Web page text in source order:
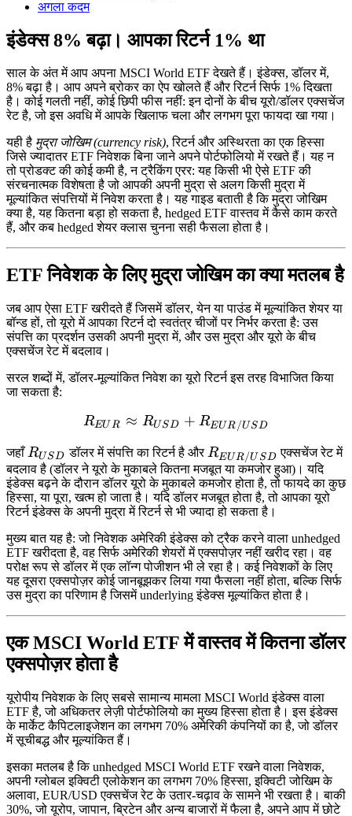
अगला कदम
इंडेक्स 8% बढ़ा। आपका रिटर्न 1% था
साल के अंत में आप अपना MSCI World ETF देखते हैं। इंडेक्स, डॉलर में,
8% बढ़ा है। आप अपने ब्रोकर का ऐप खोलते हैं और रिटर्न सिर्फ 1% दिखता
है। कोई गलती नहीं, कोई छिपी फीस नहीं: इन दोनों के बीच यूरो/डॉलर एक्सचेंज
रेट है, जो इस अवधि में आपके खिलाफ चला और लगभग पूरा फायदा खा गया।
यही है मुद्रा जोखिम (currency risk), रिटर्न और अस्थिरता का एक हिस्सा
जिसे ज्यादातर ETF निवेशक बिना जाने अपने पोर्टफोलियो में रखते हैं। यह न
तो प्रोडक्ट की कोई कमी है, न ट्रैकिंग एरर: यह किसी भी ऐसे ETF की
संरचनात्मक विशेषता है जो आपकी अपनी मुद्रा से अलग किसी मुद्रा में
मूल्यांकित संपत्तियों में निवेश करता है। यह गाइड बताती है कि मुद्रा जोखिम
क्या है, यह कितना बड़ा हो सकता है, hedged ETF वास्तव में कैसे काम करते
हैं, और कब hedged शेयर क्लास चुनना सही फैसला होता है।
ETF निवेशक के लिए मुद्रा जोखिम का क्या मतलब है
जब आप ऐसा ETF खरीदते हैं जिसमें डॉलर, येन या पाउंड में मूल्यांकित शेयर या
बॉन्ड हों, तो यूरो में आपका रिटर्न दो स्वतंत्र चीजों पर निर्भर करता है: उस
संपत्ति का प्रदर्शन उसकी अपनी मुद्रा में, और उस मुद्रा और यूरो के बीच
एक्सचेंज रेट में बदलाव।
सरल शब्दों में, डॉलर-मूल्यांकित निवेश का यूरो रिटर्न इस तरह विभाजित किया
जा सकता है:
R_{EUR} \approx
REU R ≈ RUSD + REUR /USD
जहाँR_{USD}
RUSD डॉलर में संपत्ति का रिटर्न है औरR_{EUR/USD}
REUR/USD एक्सचेंज रेट में
बदलाव है (डॉलर ने यूरो के मुकाबले कितना मजबूत या कमजोर हुआ)। यदि
इंडेक्स बढ़ने के दौरान डॉलर यूरो के मुकाबले कमजोर होता है, तो फायदे का कुछ
हिस्सा, या पूरा, खत्म हो जाता है। यदि डॉलर मजबूत होता है, तो आपका यूरो
रिटर्न इंडेक्स के अपनी मुद्रा में रिटर्न से भी ज्यादा हो सकता है।
मुख्य बात यह है: जो निवेशक अमेरिकी इंडेक्स को ट्रैक करने वाला unhedged
ETF खरीदता है, वह सिर्फ अमेरिकी शेयरों में एक्सपोज़र नहीं खरीद रहा। वह
परोक्ष रूप से डॉलर में एक लॉन्ग पोजीशन भी ले रहा है। कई निवेशकों के लिए
यह दूसरा एक्सपोज़र कोई जानबूझकर लिया गया फैसला नहीं होता, बल्कि सिर्फ
उस मुद्रा का परिणाम है जिसमें underlying इंडेक्स मूल्यांकित होता है।
एक MSCI World ETF में वास्तव में कितना डॉलर
एक्सपोज़र होता है
यूरोपीय निवेशक के लिए सबसे सामान्य मामला MSCI World इंडेक्स वाला
ETF है, जो अधिकतर लेज़ी पोर्टफोलियो का मुख्य हिस्सा होता है। इस इंडेक्स
के मार्केट कैपिटलाइजेशन का लगभग 70% अमेरिकी कंपनियों का है, जो डॉलर
में सूचीबद्ध और मूल्यांकित हैं।
इसका मतलब है कि unhedged MSCI World ETF रखने वाला निवेशक,
अपनी ग्लोबल इक्विटी एलोकेशन का लगभग 70% हिस्सा, इक्विटी जोखिम के
अलावा, EUR/USD एक्सचेंज रेट के उतार-चढ़ाव के सामने भी रखता है। बाकी
30%, जो यूरोप, जापान, ब्रिटेन और अन्य बाजारों में फैला है, अपने आप में छोटे